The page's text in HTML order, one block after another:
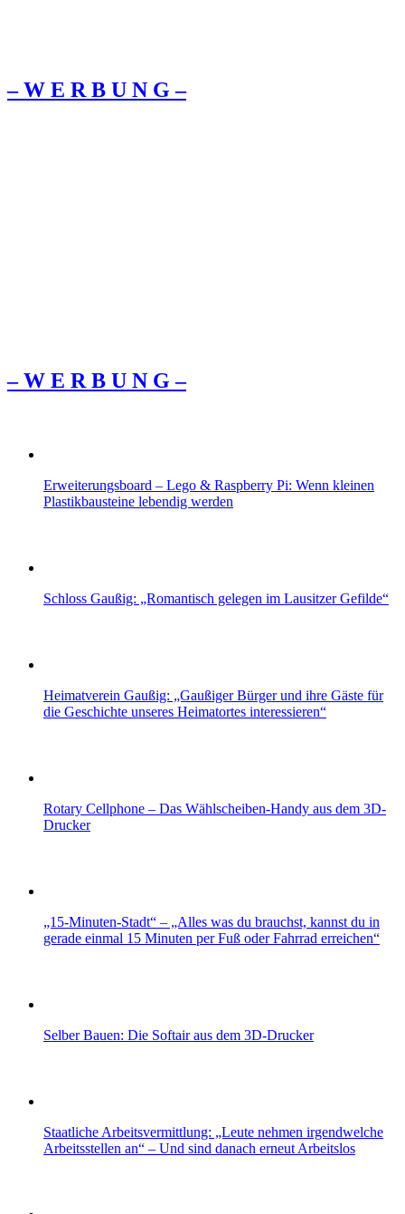
– W Ε R Β U Ν G –
– W Ε R Β U Ν G –
Erweiterungsboard – Lego & Raspberry Pi: Wenn kleinen
Plastikbausteine lebendig werden
Schloss Gaußig: „Romantisch gelegen im Lausitzer Gefilde“
Heimatverein Gaußig: „Gaußiger Bürger und ihre Gäste für
die Geschichte unseres Heimatortes interessieren“
Rotary Cellphone – Das Wählscheiben-Handy aus dem 3D-
Drucker
„15-Minuten-Stadt“ – „Alles was du brauchst, kannst du in
gerade einmal 15 Minuten per Fuß oder Fahrrad erreichen“
Selber Bauen: Die Softair aus dem 3D-Drucker
Staatliche Arbeitsvermittlung: „Leute nehmen irgendwelche
Arbeitsstellen an“ – Und sind danach erneut Arbeitslos